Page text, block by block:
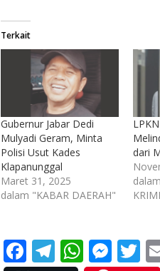
Terkait
Gubernur Jabar Dedi
Mulyadi Geram, Minta
Polisi Usut Kades
Klapanunggal
Maret 31, 2025
dalam "KABAR DAERAH"
dari
F T W M T